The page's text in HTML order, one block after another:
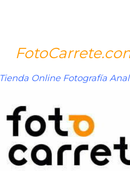
Tienda Online Fotografía